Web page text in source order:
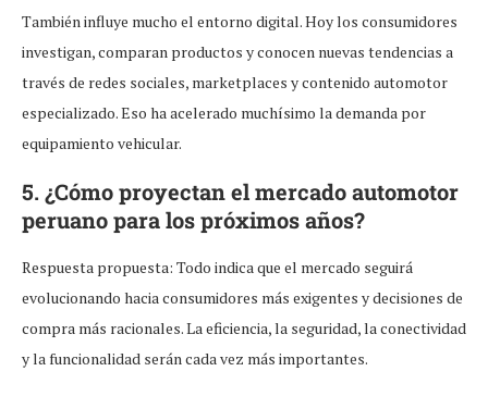
También influye mucho el entorno digital. Hoy los consumidores
investigan, comparan productos y conocen nuevas tendencias a
través de redes sociales, marketplaces y contenido automotor
especializado. Eso ha acelerado muchísimo la demanda por
equipamiento vehicular.
5. ¿Cómo proyectan el mercado automotor
peruano para los próximos años?
Respuesta propuesta: Todo indica que el mercado seguirá
evolucionando hacia consumidores más exigentes y decisiones de
compra más racionales. La eficiencia, la seguridad, la conectividad
y la funcionalidad serán cada vez más importantes.